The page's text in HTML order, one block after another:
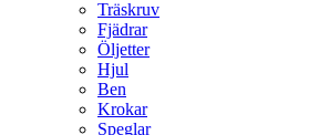
Träskruv
Fjädrar
Öljetter
Hjul
Ben
Krokar
Speglar